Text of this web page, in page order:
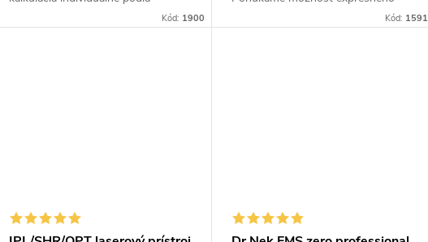
dohody, dodanie približne 3 týždne.
Kód: 1900 Kód: 1591